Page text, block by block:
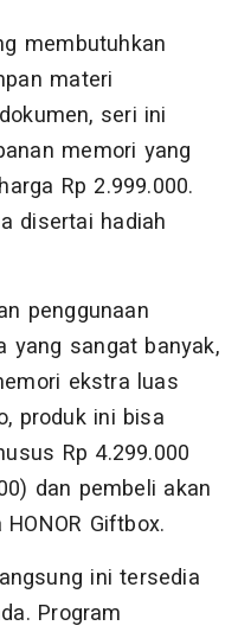
membutuhkan
materi
seri ini
memori yang
Rp 2.999.000.
disertai hadiah
penggunaan
yang sangat banyak,
ekstra luas
produk ini bisa
Rp 4.299.000
dan pembeli akan
Giftbox.
ini tersedia
Program